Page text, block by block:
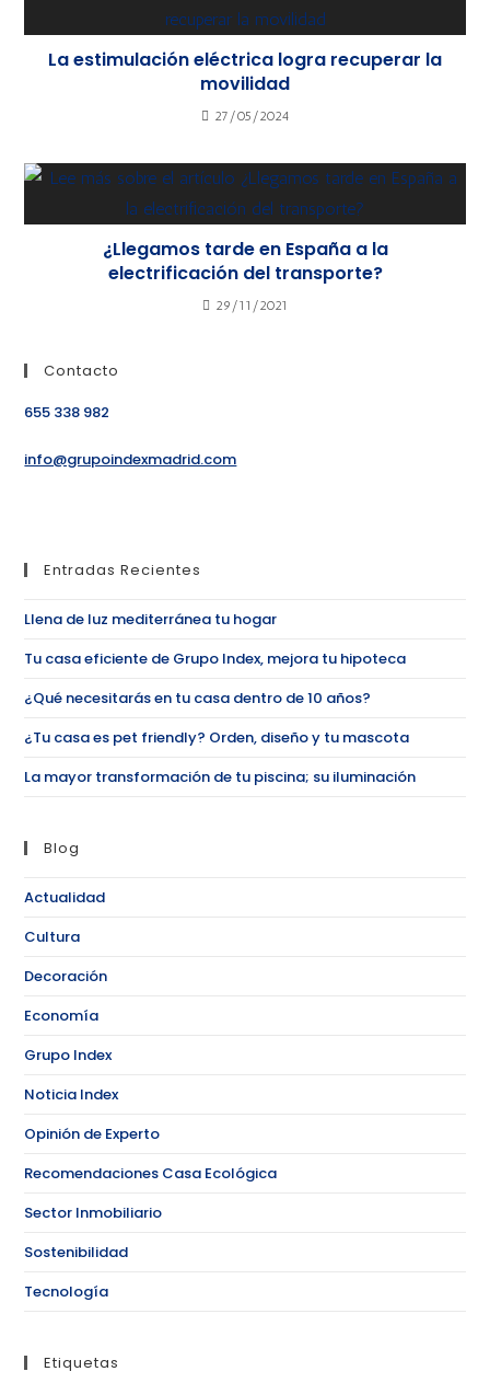
La estimulación eléctrica logra recuperar la
movilidad
27/05/2024
¿Llegamos tarde en España a la
electrificación del transporte?
29/11/2021
Contacto
655 338 982
info@grupoindexmadrid.com
Entradas Recientes
Llena de luz mediterránea tu hogar
Tu casa eficiente de Grupo Index, mejora tu hipoteca
¿Qué necesitarás en tu casa dentro de 10 años?
¿Tu casa es pet friendly? Orden, diseño y tu mascota
La mayor transformación de tu piscina; su iluminación
Blog
Actualidad
Cultura
Decoración
Economía
Grupo Index
Noticia Index
Opinión de Experto
Recomendaciones Casa Ecológica
Sector Inmobiliario
Sostenibilidad
Tecnología
Etiquetas